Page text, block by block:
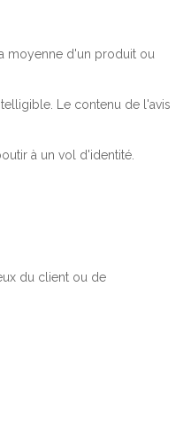
moyenne d'un produit ou
Le contenu de l'avis
à un vol d'identité.
du client ou de